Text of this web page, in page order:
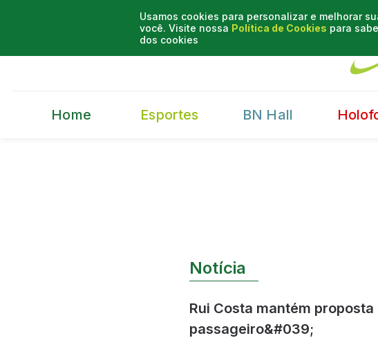
Usamos cookies para personalizar e melhorar
você. Visite nossa Política de Cookies para
dos cookies
Home Esportes BN Hall
Notícia
Rui Costa mantém
passageiro&#039;